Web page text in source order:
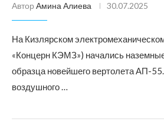
Автор Амина Алиева 30.07.2025
На Кизлярском
«Концерн КЭМЗ») начались
образца новейшего вертолета АП-
воздушного …